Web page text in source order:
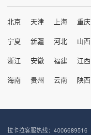
北京 天津 上海 重庆
宁夏
新疆 河北 山西
浙江
安徽 福建 江西
海南
贵州 云南 陕西
拉卡拉客服热线：4006689516